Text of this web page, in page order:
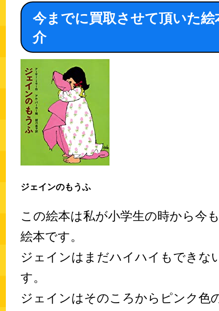
今までに買取させて頂いた絵
介
ジェインのもうふ
この絵本は私が小学生の時から今
絵本です。
ジェインはまだハイハイもできな
す。
ジェインはそのころからピンク色